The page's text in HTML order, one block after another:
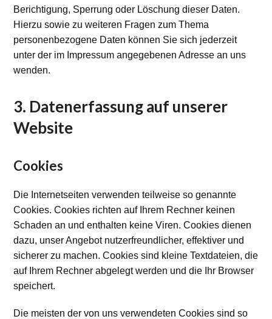
Berichtigung, Sperrung oder Löschung dieser Daten.
Hierzu sowie zu weiteren Fragen zum Thema
personenbezogene Daten können Sie sich jederzeit
unter der im Impressum angegebenen Adresse an uns
wenden.
3. Datenerfassung auf unserer
Website
Cookies
Die Internetseiten verwenden teilweise so genannte
Cookies. Cookies richten auf Ihrem Rechner keinen
Schaden an und enthalten keine Viren. Cookies dienen
dazu, unser Angebot nutzerfreundlicher, effektiver und
sicherer zu machen. Cookies sind kleine Textdateien, die
auf Ihrem Rechner abgelegt werden und die Ihr Browser
speichert.
Die meisten der von uns verwendeten Cookies sind so